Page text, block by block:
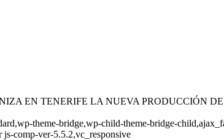
EN TENERIFE LA NUEVA PRODUCCIÓN
theme-bridge,wp-child-theme-bridge-
js-comp-ver-5.5.2,vc_responsive